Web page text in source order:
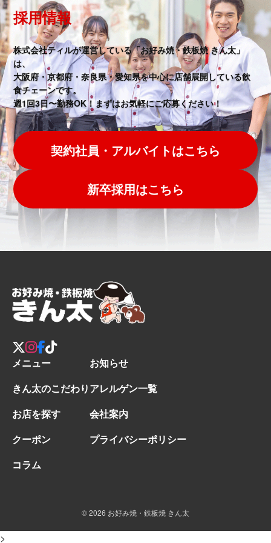
採用情報
株式会社ティルが運営している「お好み焼・鉄板焼 きん太」
は、
大阪府・京都府・奈良県・愛知県を中心に店舗展開している飲
食チェーンです。
週1回3日〜勤務OK！まずはお気軽にご応募ください！
契約社員・アルバイトはこちら
新卒採用はこちら
メニュー
きん太のこだわり
お店を探す
クーポン
コラム
お知らせ
アレルゲン一覧
会社案内
プライバシーポリシー
© 2026 お好み焼・鉄板焼 きん太
>